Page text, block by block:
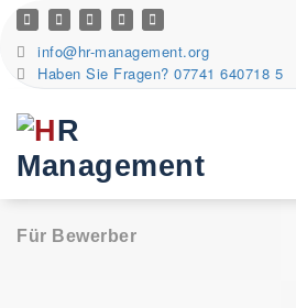
info@hr-management.org
Haben Sie Fragen? 07741 640718 5
Für Bewerber